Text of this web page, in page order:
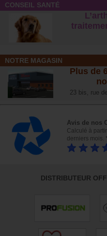
CONSEIL SANTÉ
NOTRE MAGASIN
Plus de
23 bis, rue
Avis de nos
Calculé à
derniers mois. *
DISTRIBUTEUR